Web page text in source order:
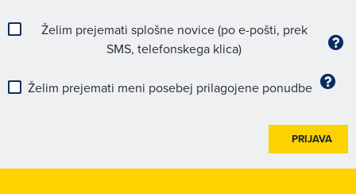
Želim prejemati splošne novice (po e-pošti, prek
SMS, telefonskega klica)
Želim prejemati meni posebej prilagojene ponudbe
PRIJAVA